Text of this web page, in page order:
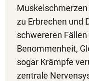
zu Erbrechen und
schwereren
Benommenheit,
sogar Krämpfe
zentrale